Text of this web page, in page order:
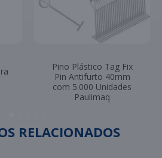
Pino Plástico Tag Fix
Pin Antifurto 40mm
com 5.000 Unidades
Paulimaq
RELACIONADOS